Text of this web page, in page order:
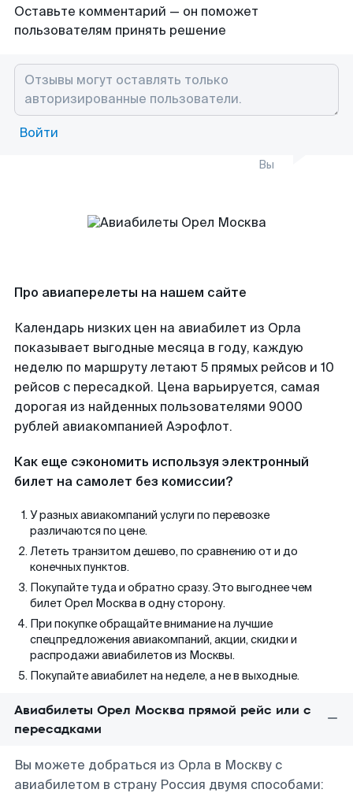
Оставьте комментарий — он поможет
пользователям принять решение
Войти
Вы
Про авиаперелеты на нашем сайте
Календарь низких цен на авиабилет из Орла
показывает выгодные месяца в году, каждую
неделю по маршруту летают 5 прямых рейсов и 10
рейсов с пересадкой. Цена варьируется, самая
дорогая из найденных пользователями 9000
рублей авиакомпанией Аэрофлот.
Как еще сэкономить используя электронный
билет на самолет без комиссии?
У разных авиакомпаний услуги по перевозке
различаются по цене.
Лететь транзитом дешево, по сравнению от и до
конечных пунктов.
Покупайте туда и обратно сразу. Это выгоднее чем
билет Орел Москва в одну сторону.
При покупке обращайте внимание на лучшие
спецпредложения авиакомпаний, акции, скидки и
распродажи авиабилетов из Москвы.
Покупайте авиабилет на неделе, а не в выходные.
Авиабилеты Орел Москва прямой рейс или с
пересадками
Вы можете добраться из Орла в Москву с
авиабилетом в страну Россия двумя способами: